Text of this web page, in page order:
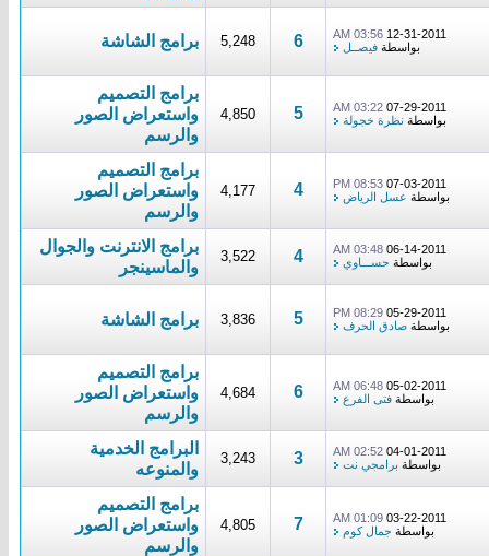
12-31-2011
03:56 AM
بواسطة فيصــل 6
5,248 برامج الشاشة
07-29-2011
03:22 AM
بواسطة نظرة خجولة 5
4,850
برامج التصميم
واستعراض الصور
والرسم
07-03-2011
08:53 PM
بواسطة عسل الرياض 4
4,177
برامج التصميم
واستعراض الصور
والرسم
06-14-2011
03:48 AM
بواسطة حســـاوي 4
3,522
برامج الانترنت والجوال
والماسينجر
05-29-2011
08:29 PM
بواسطة صادق الحرف 5
3,836 برامج الشاشة
05-02-2011
06:48 AM
بواسطة فتى الفرع 6
4,684
برامج التصميم
واستعراض الصور
والرسم
04-01-2011
02:52 AM
بواسطة برامجي نت 3
3,243
البرامج الخدمية
والمنوعه
03-22-2011
01:09 AM
بواسطة جمال كوم 7
4,805
برامج التصميم
واستعراض الصور
والرسم